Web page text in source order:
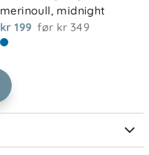
merinoull, midnight
kr 199 før kr 349